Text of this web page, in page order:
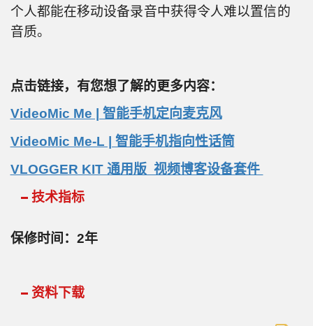
个人都能在移动设备录音中获得令人难以置信的
音质。
点击链接，有您想了解的更多内容：
VideoMic Me | 智能手机定向麦克风
VideoMic Me-L | 智能手机指向性话筒
VLOGGER KIT 通用版 视频博客设备套件
技术指标
保修时间：2年
资料下载